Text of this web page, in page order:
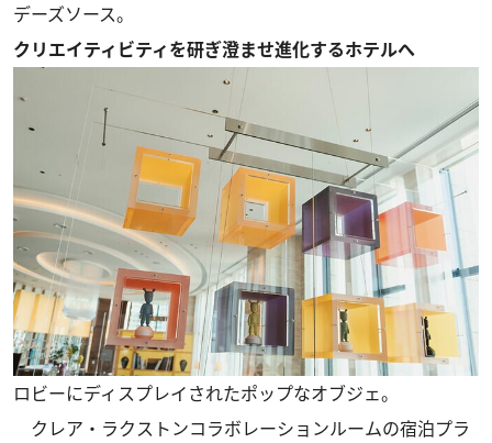
デーズソース。
クリエイティビティを研ぎ澄ませ進化するホテルへ
ロビーにディスプレイされたポップなオブジェ。
クレア・ラクストンコラボレーションルームの宿泊プラ